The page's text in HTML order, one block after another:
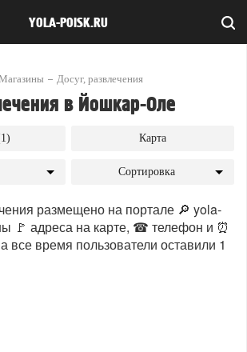
YOLA-POISK.RU
Досуг, развлечения
в Йошкар-Оле
Карта
Сортировка
размещено на портале 🔎 yola-
🚩 адреса на карте, ☎ телефон и ⏰
все время пользователи оставили 1